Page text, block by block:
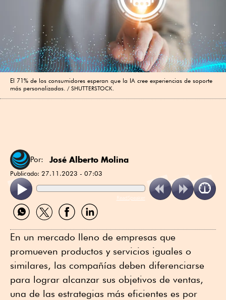
El 71% de los consumidores esperan que la IA cree experiencias de soporte
más personalizadas.
SHUTTERSTOCK.
Por: José Alberto Molina
Publicado: 27.11.2023 - 07:03
ReadSpeaker
Compartir
por
Compartir
por
Compartir
por
Compartir
por
En un mercado lleno de empresas que
promueven productos y servicios iguales o
similares, las compañías deben diferenciarse
para lograr alcanzar sus objetivos de ventas,
una de las estrategias más eficientes es por